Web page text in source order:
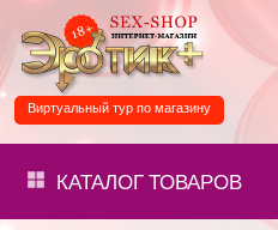
Виртуальный тур по магазину
КАТАЛОГТОВАРОВ